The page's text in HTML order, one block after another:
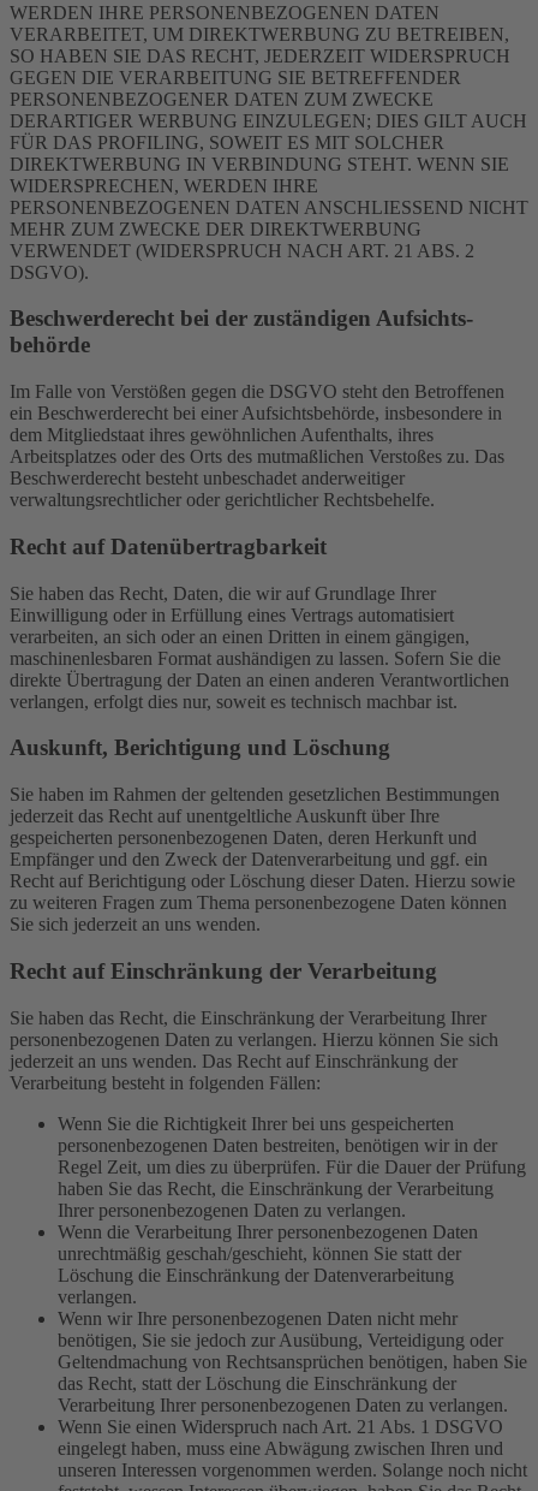
WERDEN IHRE PERSONENBEZOGENEN DATEN
VERARBEITET, UM DIREKTWERBUNG ZU BETREIBEN,
SO HABEN SIE DAS RECHT, JEDERZEIT WIDERSPRUCH
GEGEN DIE VERARBEITUNG SIE BETREFFENDER
PERSONENBEZOGENER DATEN ZUM ZWECKE
DERARTIGER WERBUNG EINZULEGEN; DIES GILT AUCH
FÜR DAS PROFILING, SOWEIT ES MIT SOLCHER
DIREKTWERBUNG IN VERBINDUNG STEHT. WENN SIE
WIDERSPRECHEN, WERDEN IHRE
PERSONENBEZOGENEN DATEN ANSCHLIESSEND NICHT
MEHR ZUM ZWECKE DER DIREKTWERBUNG
VERWENDET (WIDERSPRUCH NACH ART. 21 ABS. 2
DSGVO).
Beschwerde­recht bei der zuständigen Aufsichts­
behörde
Im Falle von Verstößen gegen die DSGVO steht den Betroffenen
ein Beschwerderecht bei einer Aufsichtsbehörde, insbesondere in
dem Mitgliedstaat ihres gewöhnlichen Aufenthalts, ihres
Arbeitsplatzes oder des Orts des mutmaßlichen Verstoßes zu. Das
Beschwerderecht besteht unbeschadet anderweitiger
verwaltungsrechtlicher oder gerichtlicher Rechtsbehelfe.
Recht auf Daten­übertrag­barkeit
Sie haben das Recht, Daten, die wir auf Grundlage Ihrer
Einwilligung oder in Erfüllung eines Vertrags automatisiert
verarbeiten, an sich oder an einen Dritten in einem gängigen,
maschinenlesbaren Format aushändigen zu lassen. Sofern Sie die
direkte Übertragung der Daten an einen anderen Verantwortlichen
verlangen, erfolgt dies nur, soweit es technisch machbar ist.
Auskunft, Berichtigung und Löschung
Sie haben im Rahmen der geltenden gesetzlichen Bestimmungen
jederzeit das Recht auf unentgeltliche Auskunft über Ihre
gespeicherten personenbezogenen Daten, deren Herkunft und
Empfänger und den Zweck der Datenverarbeitung und ggf. ein
Recht auf Berichtigung oder Löschung dieser Daten. Hierzu sowie
zu weiteren Fragen zum Thema personenbezogene Daten können
Sie sich jederzeit an uns wenden.
Recht auf Einschränkung der Verarbeitung
Sie haben das Recht, die Einschränkung der Verarbeitung Ihrer
personenbezogenen Daten zu verlangen. Hierzu können Sie sich
jederzeit an uns wenden. Das Recht auf Einschränkung der
Verarbeitung besteht in folgenden Fällen:
Wenn Sie die Richtigkeit Ihrer bei uns gespeicherten
personenbezogenen Daten bestreiten, benötigen wir in der
Regel Zeit, um dies zu überprüfen. Für die Dauer der Prüfung
haben Sie das Recht, die Einschränkung der Verarbeitung
Ihrer personenbezogenen Daten zu verlangen.
Wenn die Verarbeitung Ihrer personenbezogenen Daten
unrechtmäßig geschah/geschieht, können Sie statt der
Löschung die Einschränkung der Datenverarbeitung
verlangen.
Wenn wir Ihre personenbezogenen Daten nicht mehr
benötigen, Sie sie jedoch zur Ausübung, Verteidigung oder
Geltendmachung von Rechtsansprüchen benötigen, haben Sie
das Recht, statt der Löschung die Einschränkung der
Verarbeitung Ihrer personenbezogenen Daten zu verlangen.
Wenn Sie einen Widerspruch nach Art. 21 Abs. 1 DSGVO
eingelegt haben, muss eine Abwägung zwischen Ihren und
unseren Interessen vorgenommen werden. Solange noch nicht